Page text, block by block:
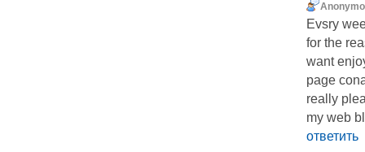
Εvsry
for the
want
page
really
my web
ответить